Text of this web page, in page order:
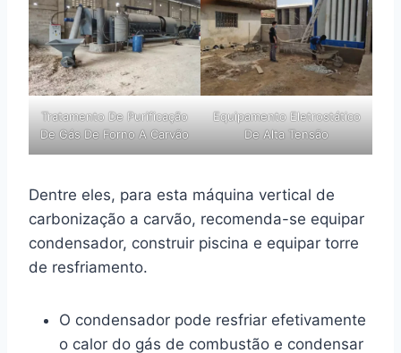
Tratamento De Purificação
De Gás De Forno A Carvão
Equipamento Eletrostático
De Alta Tensão
Dentre eles, para esta máquina vertical de
carbonização a carvão, recomenda-se equipar
condensador, construir piscina e equipar torre
de resfriamento.
O condensador pode resfriar efetivamente
o calor do gás de combustão e condensar